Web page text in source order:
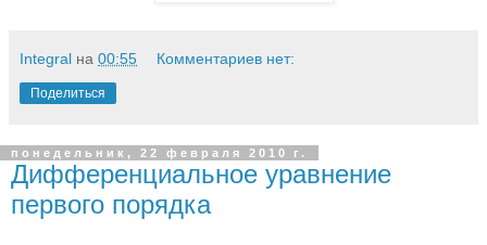
Integral на 00:55 Комментариев нет:
Поделиться
понедельник, 22 февраля 2010 г.
Дифференциальное уравнение
первого порядка